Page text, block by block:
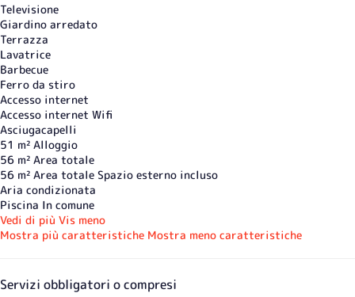
Televisione
Giardino arredato
Terrazza
Lavatrice
Barbecue
Ferro da stiro
Accesso internet
Accesso internet Wifi
Asciugacapelli
51 m² Alloggio
56 m² Area totale
56 m² Area totale Spazio esterno incluso
Aria condizionata
Piscina In comune
Vedi di più Vis meno
Mostra più caratteristiche Mostra meno caratteristiche
Servizi obbligatori o compresi